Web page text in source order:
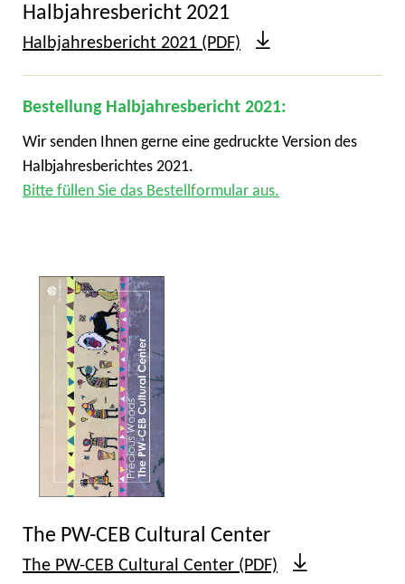
Halbjahresbericht 2021
Halbjahresbericht 2021 (PDF)
Bestellung Halbjahresbericht 2021:
Wir senden Ihnen gerne eine gedruckte Version des
Halbjahresberichtes 2021.
Bitte füllen Sie das Bestellformular aus.
The PW-CEB Cultural Center
The PW-CEB Cultural Center (PDF)